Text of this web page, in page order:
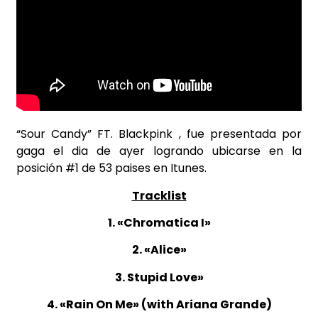
“Sour Candy” FT. Blackpink , fue presentada por
gaga el dia de ayer logrando ubicarse en la
posición #1 de 53 paises en Itunes.
Tracklist
1. «Chromatica I»
2. «Alice»
3. Stupid Love»
4. «Rain On Me» (with Ariana Grande)